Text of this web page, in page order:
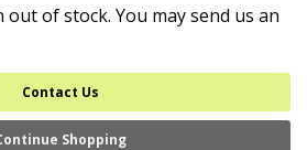
of stock. You may send us an
Contact Us
Shopping